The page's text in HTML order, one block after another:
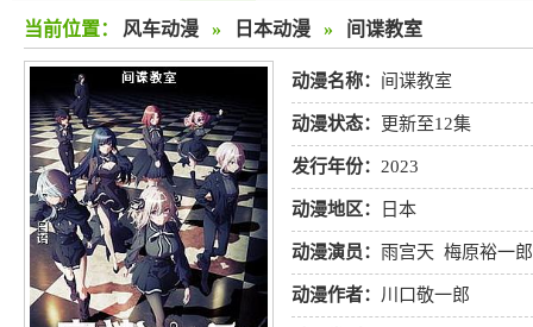
当前位置： 风车动漫 » 日本动漫 » 间谍教室
动漫名称： 间谍教室
动漫状态： 更新至12集
发行年份： 2023
动漫地区： 日本
动漫演员： 雨宫天 梅原裕一郎
堇 佐仓绫音 楠木灯 水濑祈
动漫作者： 川口敬一郎